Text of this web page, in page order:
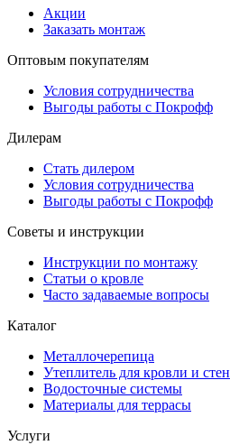
Акции
Заказать монтаж
Оптовым покупателям
Условия сотрудничества
Выгоды работы с Покрофф
Дилерам
Стать дилером
Условия сотрудничества
Выгоды работы с Покрофф
Советы и инструкции
Инструкции по монтажу
Статьи о кровле
Часто задаваемые вопросы
Каталог
Металлочерепица
Утеплитель для кровли и стен
Водосточные системы
Материалы для террасы
Услуги